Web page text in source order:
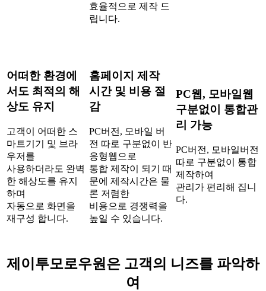
효율적으로 제작 드
립니다.
어떠한 환경에
서도 최적의 해
상도 유지
고객이 어떠한 스
마트기기 및 브라
우저를
사용하더라도 완벽
한 해상도를 유지
하며
자동으로 화면을
재구성 합니다.
홈페이지 제작
시간 및 비용 절
감
PC버전, 모바일 버
전 따로 구분없이 반
응형웹으로
통합 제작이 되기 때
문에 제작시간은 물
론 저렴한
비용으로 경쟁력을
높일 수 있습니다.
PC웹, 모바일웹
구분없이 통합관
리 가능
PC버전, 모바일버전
따로 구분없이 통합
제작하여
관리가 편리해 집니
다.
제이투모로우원은 고객의 니즈를 파악하
여